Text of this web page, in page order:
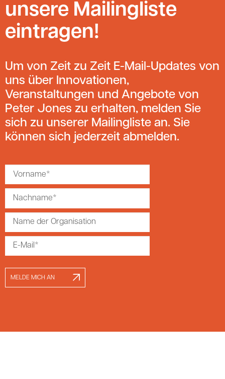
unsere Mailingliste
eintragen!
Um von Zeit zu Zeit E-Mail-Updates von
uns über Innovationen,
Veranstaltungen und Angebote von
Peter Jones zu erhalten, melden Sie
sich zu unserer Mailingliste an. Sie
können sich jederzeit abmelden.
MELDE MICH AN